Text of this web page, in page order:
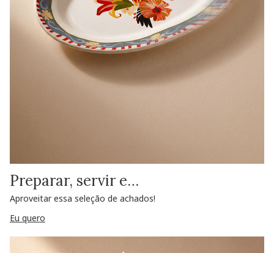
Preparar, servir e…
Aproveitar essa seleção de achados!
Eu quero